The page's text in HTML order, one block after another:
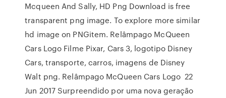
Mcqueen And Sally, HD Png Download is free
transparent png image. To explore more similar
hd image on PNGitem. Relâmpago McQueen
Cars Logo Filme Pixar, Cars 3, logotipo Disney
Cars, transporte, carros, imagens de Disney
Walt png. Relâmpago McQueen Cars Logo 22
Jun 2017 Surpreendido por uma nova geração